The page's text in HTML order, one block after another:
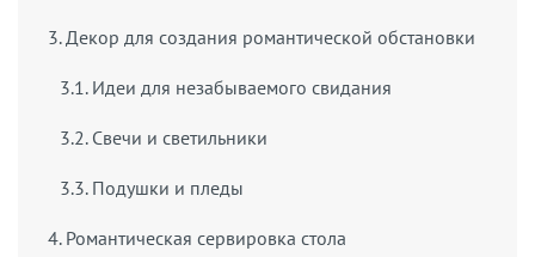
3. Декор для создания романтической обстановки
3.1. Идеи для незабываемого свидания
3.2. Свечи и светильники
3.3. Подушки и пледы
4. Романтическая сервировка стола